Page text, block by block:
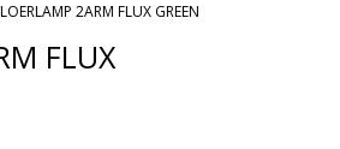
2ARM FLUX GREEN
FLUX